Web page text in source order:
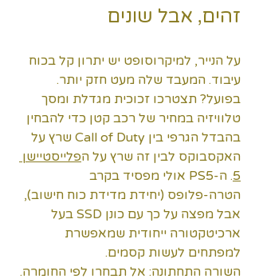
זהים, אבל שונים
על הנייר, למיקרוסופט יש יתרון קל בכוח
עיבוד. המעבד שלה מעט חזק יותר.
בפועל? תצטרכו זכוכית מגדלת ומסך
טלוויזיה במחיר של רכב קטן כדי להבחין
בהבדל הגרפי בין Call of Duty שרץ על
האקסבוקס לבין זה שרץ על הפלייסטיישן
5
. ה-PS5 אולי מפסיד בקרב
הטרה-פלופס (יחידת מדידת כוח חישוב),
אבל מפצה על כך עם כונן SSD בעל
ארכיטקטורה ייחודית שמאפשרת
למפתחים לעשות קסמים.
השורה התחתונה: אל תבחרו לפי החומרה.